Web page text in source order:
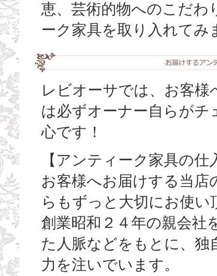
恵、芸術的物へのこだわ
ーク家具を取り入れてみ
レビオーサでは、お客
は必ずオーナー自らが
心です！
【アンティーク家具の
お客様へお届けする当
らもずっと大切にお使
創業昭和２４年の親会社
た人脈などをもとに、
力を注いでいます。